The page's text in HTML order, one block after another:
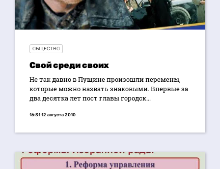
ОБЩЕСТВО
Свой среди своих
Не так давно в Пущине произошли перемены,
которые можно назвать знаковыми. Впервые за
два десятка лет пост главы городск...
16:31 12 августа 2010